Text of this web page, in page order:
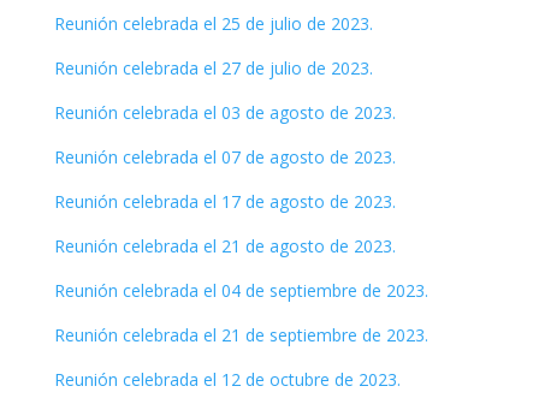
Reunión celebrada el 25 de julio de 2023.
Reunión celebrada el 27 de julio de 2023.
Reunión celebrada el 03 de agosto de 2023.
Reunión celebrada el 07 de agosto de 2023.
Reunión celebrada el 17 de agosto de 2023.
Reunión celebrada el 21 de agosto de 2023.
Reunión celebrada el 04 de septiembre de 2023.
Reunión celebrada el 21 de septiembre de 2023.
Reunión celebrada el 12 de octubre de 2023.